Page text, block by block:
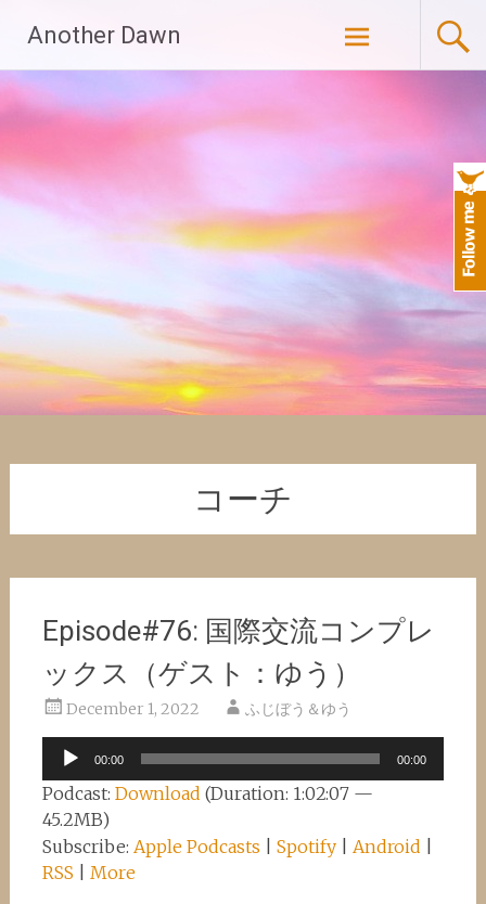
content
Another Dawn
コーチ
Episode#76: 国際交流コンプレ
ックス（ゲスト：ゆう）
December 1, 2022 ふじぼう＆ゆう
Audio
Player
00:00 00:00
Podcast: Download (Duration: 1:02:07 —
45.2MB)
Subscribe: Apple Podcasts Spotify| Android
RSS
More